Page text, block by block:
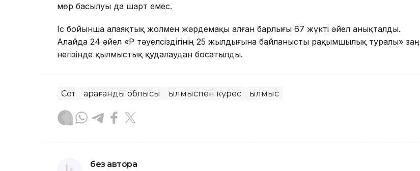
мөр басылуы да шарт емес.
Іс бойынша алаяқтық жолмен жәрдемақы алған барлығы 67 жүкті әйел анықталды.
Алайда 24 әйел «ҚР тәуелсіздігінің 25 жылдығына байланысты рақымшылық туралы» заң
негізінде қылмыстық қудалаудан босатылды.
Сот Қарағанды облысы Қылмыспен күрес Қылмыс
без автора